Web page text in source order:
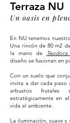
Terraza NU
Un oasis en
En NU tenemos
Una rincón de 80 m2
la mano de
diseño se fusionan en
Con un suelo que
invita a dar cada paso
arbustos frutales
estratégicamente en
vida al ambiente.
La iluminación, suave